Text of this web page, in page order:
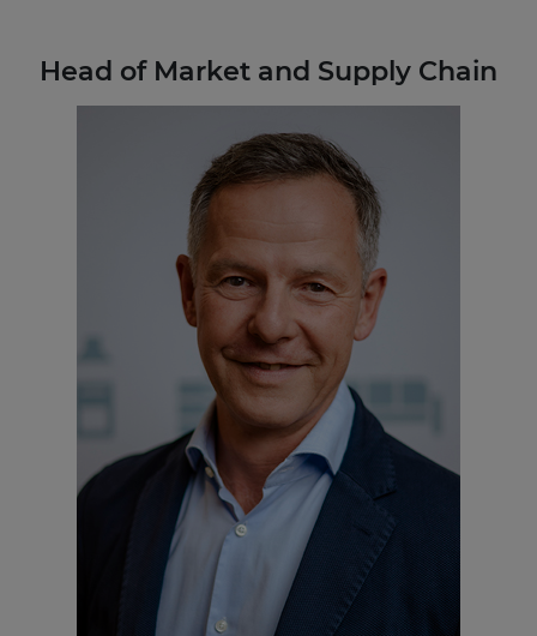
Head of Market and Supply Chain